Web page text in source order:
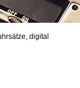
digital